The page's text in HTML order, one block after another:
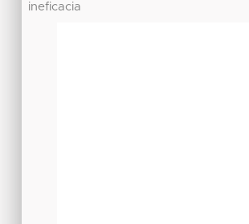
ineficacia